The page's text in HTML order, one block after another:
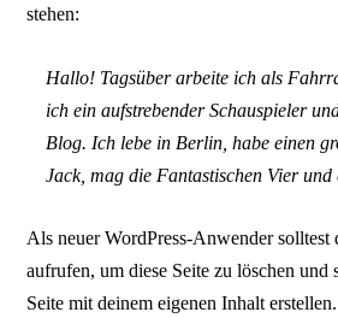
stehen:
Hallo! Tagsüber arbeite ich als
ich ein aufstrebender Schauspieler
Blog. Ich lebe in Berlin, habe einen
Jack, mag die Fantastischen Vier und
Als neuer WordPress-Anwender solltest
aufrufen, um diese Seite zu löschen und
Seite mit deinem eigenen Inhalt